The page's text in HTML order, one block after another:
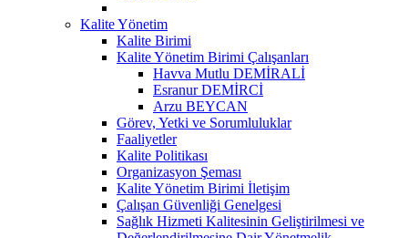
Kalite Yönetim
Kalite Birimi
Kalite Yönetim Birimi Çalışanları
Havva Mutlu DEMİRALİ
Esranur DEMİRCİ
Arzu BEYCAN
Görev, Yetki ve Sorumluluklar
Faaliyetler
Kalite Politikası
Organizasyon Şeması
Kalite Yönetim Birimi İletişim
Çalışan Güvenliği Genelgesi
Sağlık Hizmeti Kalitesinin Geliştirilmesi ve